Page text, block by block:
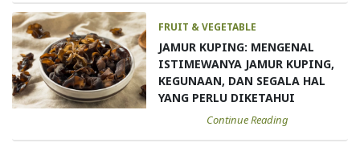
FRUIT & VEGETABLE
JAMUR KUPING: MENGENAL
ISTIMEWANYA JAMUR KUPING,
KEGUNAAN, DAN SEGALA HAL
YANG PERLU DIKETAHUI
Continue Reading